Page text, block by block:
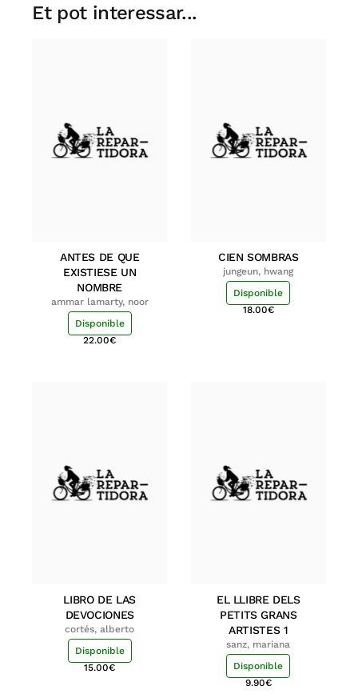
Et pot interessar...
ANTES DE QUE
EXISTIESE UN
NOMBRE
ammar lamarty, noor
Disponible
22.00€
CIEN SOMBRAS
jungeun, hwang
Disponible
18.00€
LIBRO DE LAS
DEVOCIONES
cortés, alberto
Disponible
15.00€
EL LLIBRE DELS
PETITS GRANS
ARTISTES 1
sanz, mariana
Disponible
9.90€